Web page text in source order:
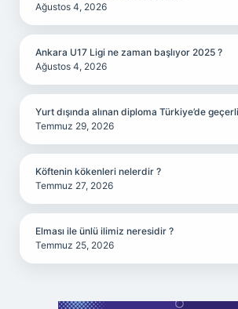
Ağustos 4, 2026
Ankara U17 Ligi ne zaman başlıyor 2025 ?
Ağustos 4, 2026
Yurt dışında alınan diploma Türkiye’de
Temmuz 29, 2026
Köftenin kökenleri nelerdir ?
Temmuz 27, 2026
Elması ile ünlü ilimiz neresidir ?
Temmuz 25, 2026